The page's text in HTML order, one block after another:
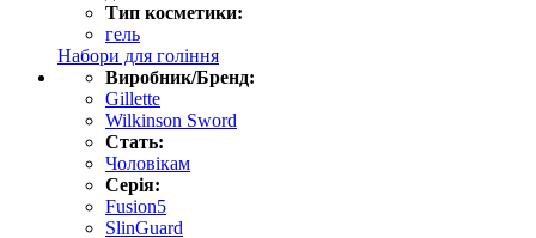
Тип косметики:
гель
Набори для гоління
Виробник/Бренд:
Gillette
Wilkinson Sword
Стать:
Чоловікам
Серія:
Fusion5
SlinGuard